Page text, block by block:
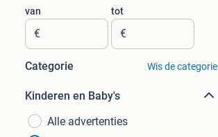
van
€
tot
€
Categorie Wis de categorie
Kinderen en Baby's
Alle advertenties